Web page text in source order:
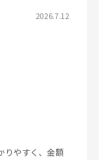
2026.7.12
りやすく、金額